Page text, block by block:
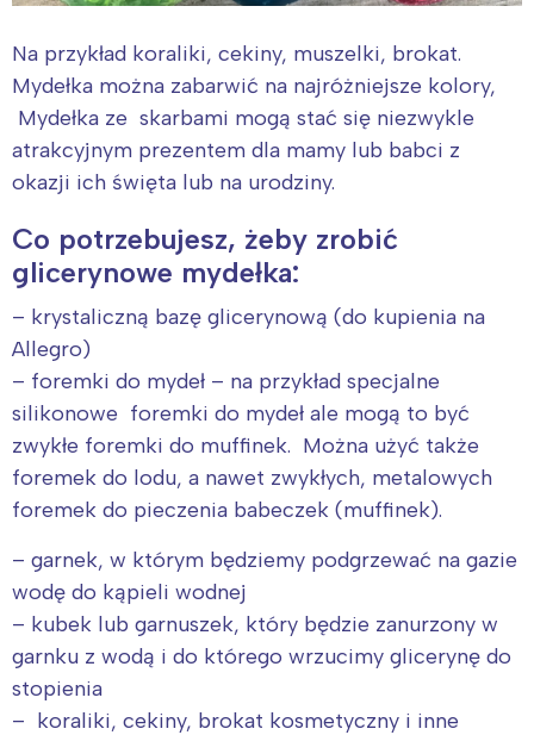
Na przykład koraliki, cekiny, muszelki, brokat.
Mydełka można zabarwić na najróżniejsze kolory,
Mydełka ze skarbami mogą stać się niezwykle
atrakcyjnym prezentem dla mamy lub babci z
okazji ich święta lub na urodziny.
Co potrzebujesz, żeby zrobić
glicerynowe mydełka:
– krystaliczną bazę glicerynową (do kupienia na
Allegro)
– foremki do mydeł – na przykład specjalne
silikonowe foremki do mydeł ale mogą to być
zwykłe foremki do muffinek. Można użyć także
foremek do lodu, a nawet zwykłych, metalowych
foremek do pieczenia babeczek (muffinek).
– garnek, w którym będziemy podgrzewać na gazie
wodę do kąpieli wodnej
– kubek lub garnuszek, który będzie zanurzony w
garnku z wodą i do którego wrzucimy glicerynę do
stopienia
– koraliki, cekiny, brokat kosmetyczny i inne